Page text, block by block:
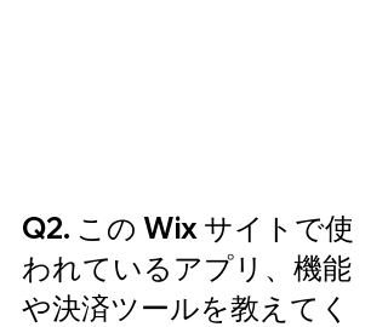
Q2. この Wix サイトで使
われているアプリ、機能
や決済ツールを教えてく